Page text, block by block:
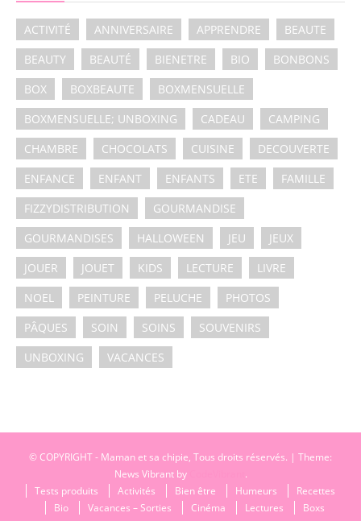
ACTIVITÉ ANNIVERSAIRE APPRENDRE
BEAUTE
BEAUTY
BEAUTÉ BIENETRE BIO
BONBONS
BOX
BOXBEAUTE
BOXMENSUELLE
BOXMENSUELLE; UNBOXING
CADEAU
CAMPING
CHAMBRE
CHOCOLATS CUISINE
DECOUVERTE
ENFANCE
ENFANT ENFANTS ETE
FAMILLE
FIZZYDISTRIBUTION
GOURMANDISE
GOURMANDISES
HALLOWEEN JEU
JEUX
JOUER
JOUET KIDS LECTURE
LIVRE
NOEL
PEINTURE PELUCHE
PHOTOS
PÂQUES
SOIN SOINS
SOUVENIRS
UNBOXING
VACANCES
© COPYRIGHT - Maman et sa chipie, Tous droits réservés. | Theme:
News Vibrant by
.
Tests produits
Activités Bien être Humeurs
Recettes
Bio
Vacances – Sorties Cinéma Lectures Boxs